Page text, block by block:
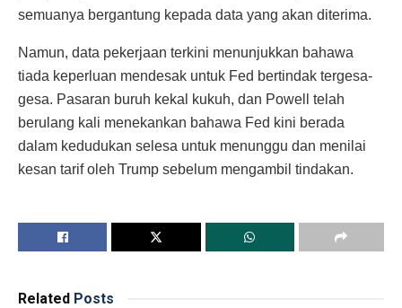
semuanya bergantung kepada data yang akan diterima.
Namun, data pekerjaan terkini menunjukkan bahawa
tiada keperluan mendesak untuk Fed bertindak tergesa-
gesa. Pasaran buruh kekal kukuh, dan Powell telah
berulang kali menekankan bahawa Fed kini berada
dalam kedudukan selesa untuk menunggu dan menilai
kesan tarif oleh Trump sebelum mengambil tindakan.
Related Posts